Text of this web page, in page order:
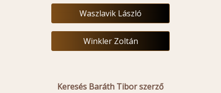
Waszlavik László
Winkler Zoltán
Keresés Baráth Tibor szerző